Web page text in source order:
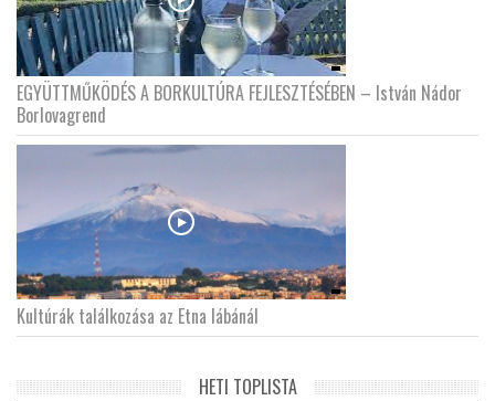
EGYÜTTMŰKÖDÉS A BORKULTÚRA FEJLESZTÉSÉBEN – István Nádor
Borlovagrend
Kultúrák találkozása az Etna lábánál
HETI TOPLISTA